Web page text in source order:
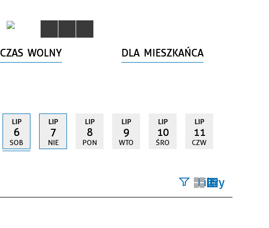
CZAS WOLNY DLA MIESZKAŃCA
LIP
6
SOB
LIP
7
NIE
LIP
8
PON
LIP
9
WTO
LIP
10
ŚRO
LIP
11
CZW
Filtry